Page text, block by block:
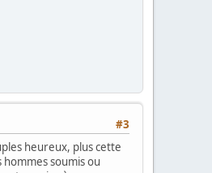
#3
heureux, plus cette
soumis ou